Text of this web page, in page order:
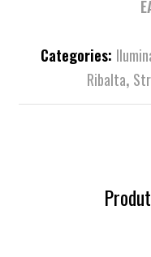
Categories:
Ribalta,